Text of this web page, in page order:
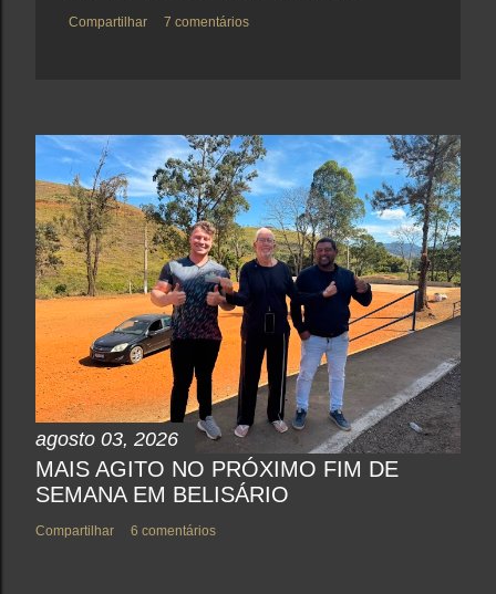
Compartilhar 7 comentários
agosto 03, 2026
MAIS AGITO NO PRÓXIMO FIM DE
SEMANA EM BELISÁRIO
Compartilhar 6 comentários